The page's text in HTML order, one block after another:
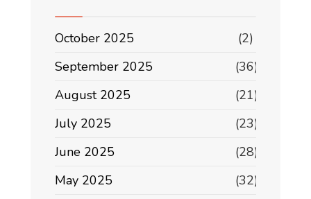
October 2025
(2)
September 2025
(36)
August 2025
(21)
July 2025
(23)
June 2025
(28)
May 2025
(32)